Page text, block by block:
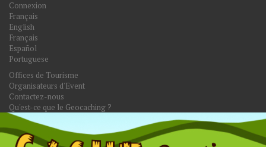
Connexion
Français
English
Français
Español
Portuguese
Offices de Tourisme
Organisateurs d'Event
Contactez-nous
Qu'est-ce que le Geocaching ?